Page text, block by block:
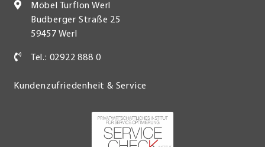
Möbel Turflon Werl
Budberger Straße 25
59457 Werl
Tel.: 02922 888 0
Kundenzufriedenheit & Service